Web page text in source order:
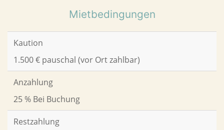
Mietbedingungen
Kaution
1.500 € pauschal (vor Ort zahlbar)
Anzahlung
25 % Bei Buchung
Restzahlung